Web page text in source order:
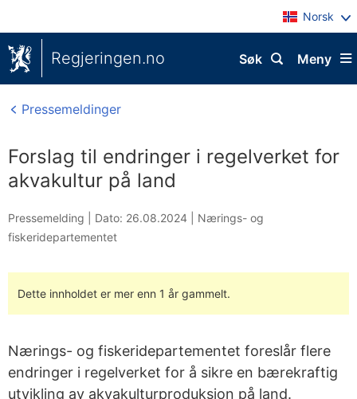
Norsk
Regjeringen.no Meny
Søk
Pressemeldinger
Forslag til endringer i regelverket for
akvakultur på land
Pressemelding | Dato: 26.08.2024
Nærings- og
fiskeridepartementet
Dette innholdet er mer enn 1 år gammelt.
Nærings- og fiskeridepartementet foreslår flere
endringer i regelverket for å sikre en bærekraftig
utvikling av akvakulturproduksjon på land.